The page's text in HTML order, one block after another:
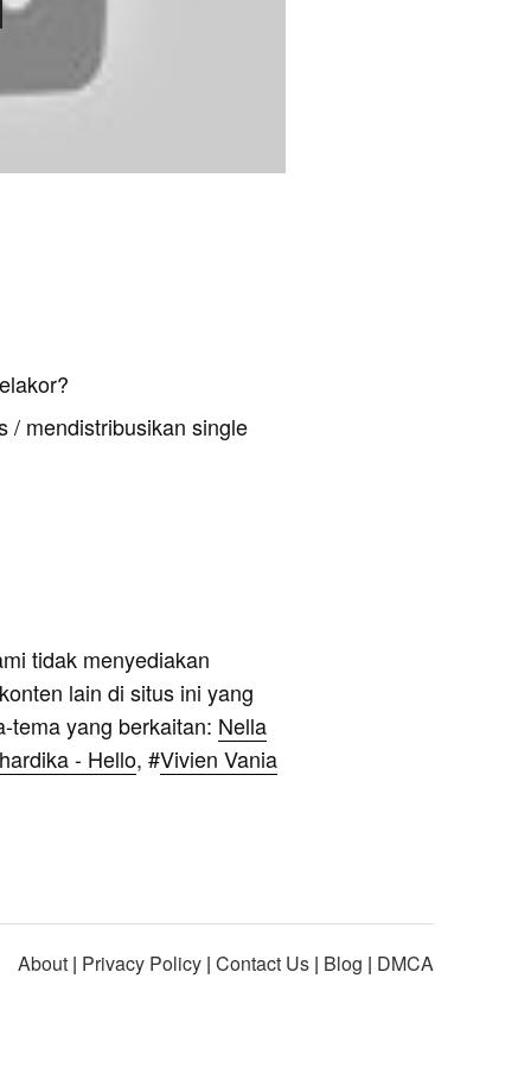
/ mendistribusikan single
tidak menyediakan
lain di situs ini yang
tema yang berkaitan: Nella
- Hello, #Vivien Vania
About | Privacy Policy | Contact Us | Blog | DMCA